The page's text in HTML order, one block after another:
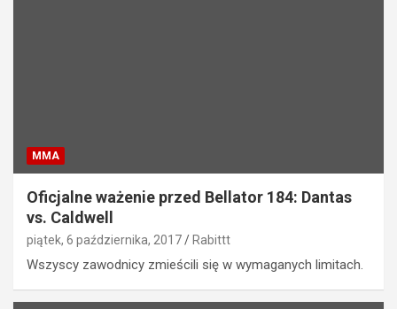
MMA
Oficjalne ważenie przed Bellator 184: Dantas
vs. Caldwell
piątek, 6 października, 2017 Rabittt
Wszyscy zawodnicy zmieścili się w wymaganych limitach.